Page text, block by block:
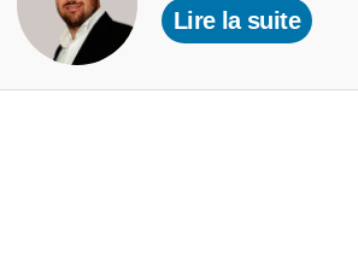
Lire la suite